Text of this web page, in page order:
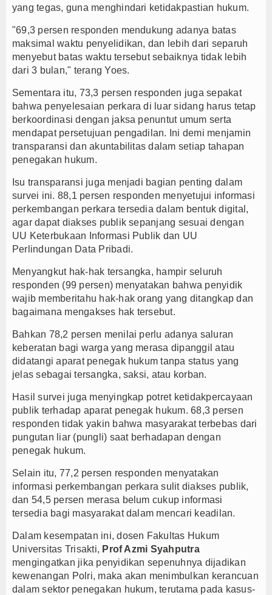
yang tegas, guna menghindari ketidakpastian hukum.
"69,3 persen responden mendukung adanya batas
maksimal waktu penyelidikan, dan lebih dari separuh
menyebut batas waktu tersebut sebaiknya tidak lebih
dari 3 bulan," terang Yoes.
Sementara itu, 73,3 persen responden juga sepakat
bahwa penyelesaian perkara di luar sidang harus tetap
berkoordinasi dengan jaksa penuntut umum serta
mendapat persetujuan pengadilan. Ini demi menjamin
transparansi dan akuntabilitas dalam setiap tahapan
penegakan hukum.
Isu transparansi juga menjadi bagian penting dalam
survei ini. 88,1 persen responden menyetujui informasi
perkembangan perkara tersedia dalam bentuk digital,
agar dapat diakses publik sepanjang sesuai dengan
UU Keterbukaan Informasi Publik dan UU
Perlindungan Data Pribadi.
Menyangkut hak-hak tersangka, hampir seluruh
responden (99 persen) menyatakan bahwa penyidik
wajib memberitahu hak-hak orang yang ditangkap dan
bagaimana mengakses hak tersebut.
Bahkan 78,2 persen menilai perlu adanya saluran
keberatan bagi warga yang merasa dipanggil atau
didatangi aparat penegak hukum tanpa status yang
jelas sebagai tersangka, saksi, atau korban.
Hasil survei juga menyingkap potret ketidakpercayaan
publik terhadap aparat penegak hukum. 68,3 persen
responden tidak yakin bahwa masyarakat terbebas dari
pungutan liar (pungli) saat berhadapan dengan
penegak hukum.
Selain itu, 77,2 persen responden menyatakan
informasi perkembangan perkara sulit diakses publik,
dan 54,5 persen merasa belum cukup informasi
tersedia bagi masyarakat dalam mencari keadilan.
Dalam kesempatan ini, dosen Fakultas Hukum
Universitas Trisakti, Prof Azmi Syahputra
mengingatkan jika penyidikan sepenuhnya dijadikan
kewenangan Polri, maka akan menimbulkan kerancuan
dalam sektor penegakan hukum, terutama pada kasus-